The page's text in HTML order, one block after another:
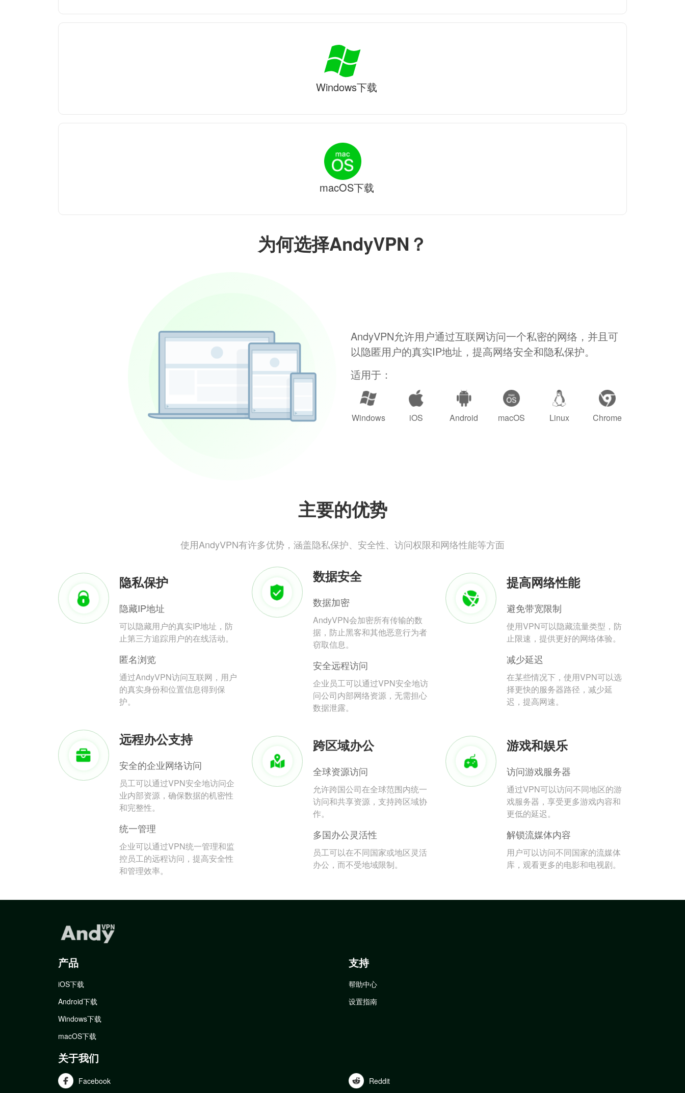
为何选择AndyVPN？
AndyVPN允许用户通过互联网访问一个私密的网络，并且可
以隐匿用户的真实IP地址，提高网络安全和隐私保护。
适用于：
Windows iOS Android macOS Linux Chrome
主要的优势
使用AndyVPN有许多优势，涵盖隐私保护、安全性、访问权限和网络性能等方面
隐私保护
隐藏IP地址
可以隐藏用户的真实IP地址，防
止第三方追踪用户的在线活动。
匿名浏览
通过AndyVPN访问互联网，用户
的真实身份和位置信息得到保
护。
数据安全
数据加密
AndyVPN会加密所有传输的数
据，防止黑客和其他恶意行为者
窃取信息。
安全远程访问
企业员工可以通过VPN安全地访
问公司内部网络资源，无需担心
数据泄露。
提高网络性能
避免带宽限制
使用VPN可以隐藏流量类型，防
止限速，提供更好的网络体验。
减少延迟
在某些情况下，使用VPN可以选
择更快的服务器路径，减少延
迟，提高网速。
远程办公支持
安全的企业网络访问
员工可以通过VPN安全地访问企
业内部资源，确保数据的机密性
和完整性。
统一管理
企业可以通过VPN统一管理和监
控员工的远程访问，提高安全性
和管理效率。
跨区域办公
全球资源访问
允许跨国公司在全球范围内统一
访问和共享资源，支持跨区域协
作。
多国办公灵活性
员工可以在不同国家或地区灵活
办公，而不受地域限制。
游戏和娱乐
访问游戏服务器
通过VPN可以访问不同地区的游
戏服务器，享受更多游戏内容和
更低的延迟。
解锁流媒体内容
用户可以访问不同国家的流媒体
库，观看更多的电影和电视剧。
Windows下载
macOS下载
产品
iOS下载
Android下载
Windows下载
macOS下载
支持
帮助中心
设置指南
关于我们
Facebook Reddit